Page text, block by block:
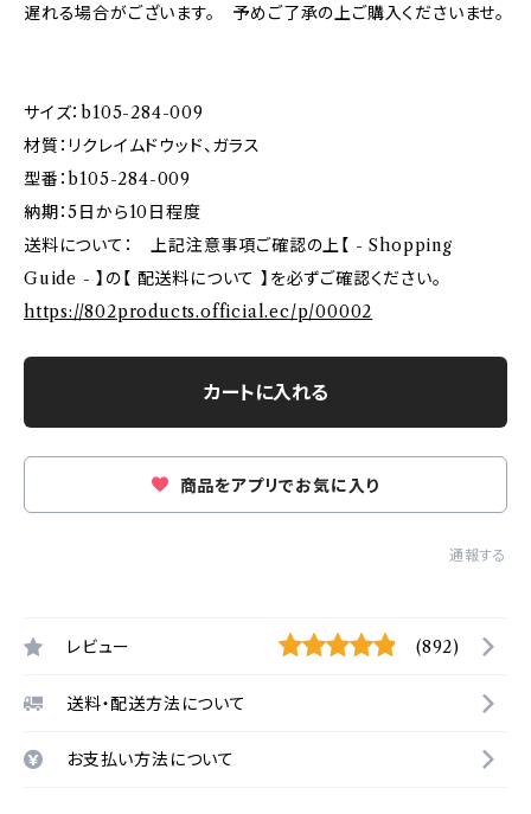
遅れる場合がございます。 予めご了承の上ご購入くださいませ。
サイズ：b105-284-009
材質：リクレイムドウッド、ガラス
型番：b105-284-009
納期：5日から10日程度
送料について： 上記注意事項ご確認の上【 - Shopping
Guide - 】の【 配送料について 】を必ずご確認ください。
https://802products.official.ec/p/00002
カートに入れる
商品をアプリでお気に入り
通報する
レビュー (892)
送料・配送方法について
お支払い方法について